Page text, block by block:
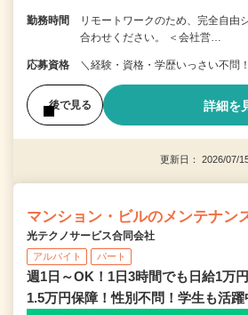
勤務時間
リモートワークのため、完全自由
合わせください。 ＜会社営…
応募資格 ＼経験・資格・学歴いっさい不問
後で見る 詳細を
更新日： 2026/07/
マンション・ビルのメンテナン
光テクノサービス合同会社
アルバイト パート
週1日～OK！1日3時間でも日給1万
1.5万円保障！性別不問！学生も活躍